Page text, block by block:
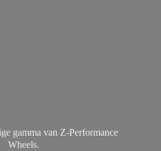
gamma van Z-Performance
Wheels.